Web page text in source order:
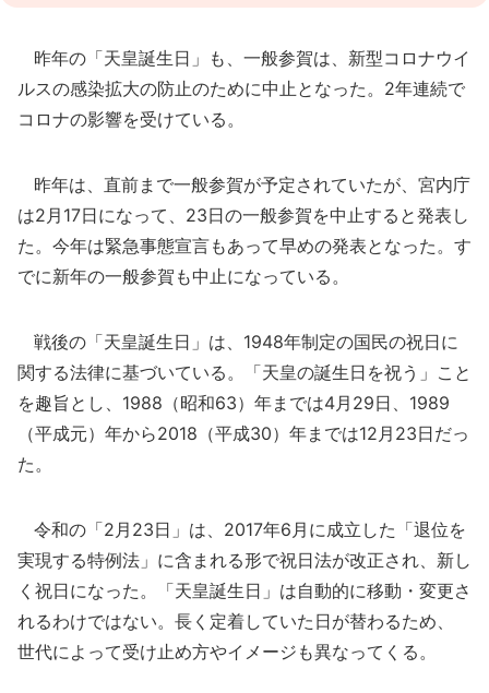
昨年の「天皇誕生日」も、一般参賀は、新型コロナウイ
ルスの感染拡大の防止のために中止となった。2年連続で
コロナの影響を受けている。
昨年は、直前まで一般参賀が予定されていたが、宮内庁
は2月17日になって、23日の一般参賀を中止すると発表し
た。今年は緊急事態宣言もあって早めの発表となった。す
でに新年の一般参賀も中止になっている。
戦後の「天皇誕生日」は、1948年制定の国民の祝日に
関する法律に基づいている。「天皇の誕生日を祝う」こと
を趣旨とし、1988（昭和63）年までは4月29日、1989
（平成元）年から2018（平成30）年までは12月23日だっ
た。
令和の「2月23日」は、2017年6月に成立した「退位を
実現する特例法」に含まれる形で祝日法が改正され、新し
く祝日になった。「天皇誕生日」は自動的に移動・変更さ
れるわけではない。長く定着していた日が替わるため、
世代によって受け止め方やイメージも異なってくる。